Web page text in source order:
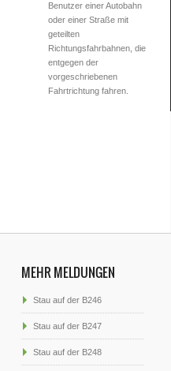
Benutzer einer Autobahn
oder einer Straße mit
geteilten
Richtungsfahrbahnen, die
entgegen der
vorgeschriebenen
Fahrtrichtung fahren.
MEHR MELDUNGEN
Stau auf der B246
Stau auf der B247
Stau auf der B248